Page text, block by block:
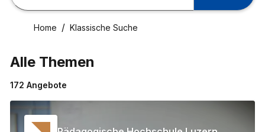
Home Klassische Suche
Alle Themen
172 Angebote